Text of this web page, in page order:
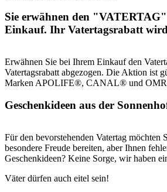
Sie erwähnen den
Einkauf. Ihr Vatertagsrabatt wird
Erwähnen Sie bei Ihrem Einkauf den
Vatertagsrabatt abgezogen. Die Aktion ist
Marken APOLIFE®, CANAL® und
Geschenkideen aus der
Für den bevorstehenden Vatertag möchten
besondere Freude bereiten, aber Ihnen
Geschenkideen? Keine Sorge, wir haben
Väter dürfen auch eitel sein!